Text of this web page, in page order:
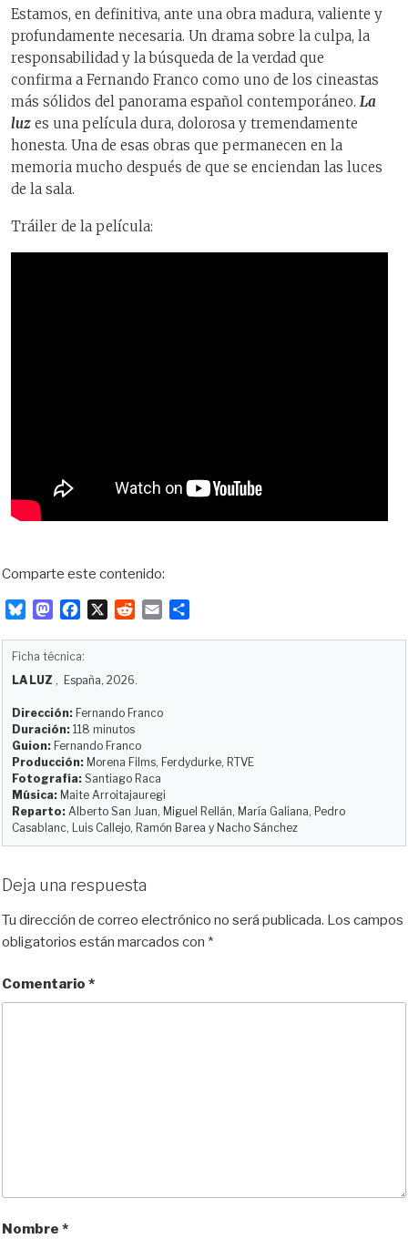
Estamos, en definitiva, ante una obra madura, valiente y
profundamente necesaria. Un drama sobre la culpa, la
responsabilidad y la búsqueda de la verdad que
confirma a Fernando Franco como uno de los cineastas
más sólidos del panorama español contemporáneo. La
luz es una película dura, dolorosa y tremendamente
honesta. Una de esas obras que permanecen en la
memoria mucho después de que se enciendan las luces
de la sala.
Tráiler de la película:
Comparte este contenido:
u
s
k
y
M
o
d
o
n
b
o
o
k
X
i
t
r
Ficha técnica:
LA LUZ , España, 2026.
Dirección: Fernando Franco
Duración: 118 minutos
Guion: Fernando Franco
Producción: Morena Films, Ferdydurke, RTVE
Fotografía: Santiago Raca
Música: Maite Arroitajauregi
Reparto: Alberto San Juan, Miguel Rellán, María Galiana, Pedro
Casablanc, Luis Callejo, Ramón Barea y Nacho Sánchez
Deja una respuesta
Tu dirección de correo electrónico no será publicada. Los campos
obligatorios están marcados con *
Comentario *
Nombre *